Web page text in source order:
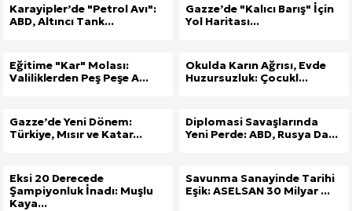
Karayipler’de "Petrol Avı":
ABD, Altıncı Tank...
Gazze’de "Kalıcı Barış" İçin
Yol Haritası...
Eğitime "Kar" Molası:
Valiliklerden Peş Peşe A...
Okulda Karın Ağrısı, Evde
Huzursuzluk: Çocukl...
Gazze’de Yeni Dönem:
Türkiye, Mısır ve Katar...
Diplomasi Savaşlarında
Yeni Perde: ABD, Rusya Da...
Eksi 20 Derecede
Şampiyonluk İnadı: Muşlu
Kaya...
Savunma Sanayinde Tarihi
Eşik: ASELSAN 30 Milyar ...